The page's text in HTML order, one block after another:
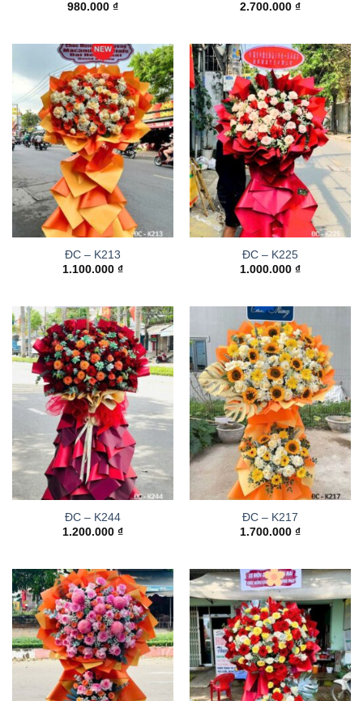
980.000 ₫
2.700.000 ₫
ĐC – K213
1.100.000 ₫
ĐC – K225
1.000.000 ₫
ĐC – K244
1.200.000 ₫
ĐC – K217
1.700.000 ₫